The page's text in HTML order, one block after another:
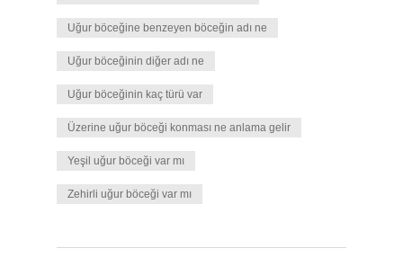
Uğur böceğine benzeyen böceğin adı ne
Uğur böceğinin diğer adı ne
Uğur böceğinin kaç türü var
Üzerine uğur böceği konması ne anlama gelir
Yeşil uğur böceği var mı
Zehirli uğur böceği var mı